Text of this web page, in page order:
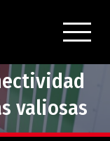
valiosas